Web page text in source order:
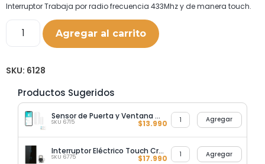
Interruptor Trabaja por radio frecuencia 433Mhz y de manera touch.
Agregar al carrito
SKU: 6128
Productos Sugeridos
Sensor de Puerta y Ventana WIFI
SKU 6715 $13.990 Agregar
Interruptor Eléctrico Touch Crystal 2 Canales Negro + Control Remoto
SKU 6775 $17.990 Agregar